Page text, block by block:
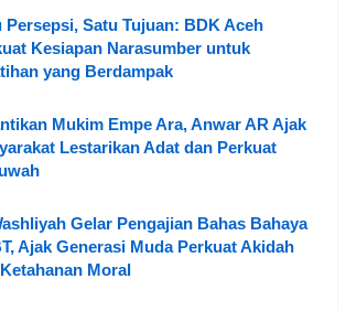
Persepsi, Satu Tujuan: BDK Aceh
Kesiapan Narasumber untuk
yang Berdampak
Mukim Empe Ara, Anwar AR Ajak
Lestarikan Adat dan Perkuat
Gelar Pengajian Bahas Bahaya
Ajak Generasi Muda Perkuat Akidah
Moral